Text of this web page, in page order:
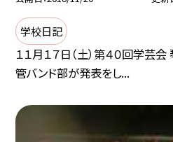
学校日記
１１月１７日（土）第４０回学芸
管バンド部が発表をし...